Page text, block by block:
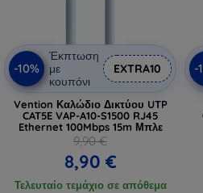
-10%
Έκπτωση
με
κουπόνι
EXTRA10
Vention Καλώδιο Δικτύου UTP
CAT5E VAP-A10-S1500 RJ45
Ethernet 100Mbps 15m Μπλε
9,90 €
8,90 €
Τελευταίο τεμάχιο σε απόθεμα
-